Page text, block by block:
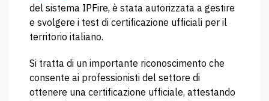
del sistema IPFire, è stata autorizzata a gestire
e svolgere i test di certificazione ufficiali per il
territorio italiano.
Si tratta di un importante riconoscimento che
consente ai professionisti del settore di
ottenere una certificazione ufficiale, attestando